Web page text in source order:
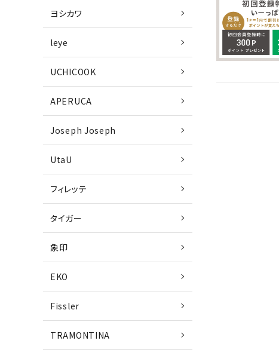
ヨシカワ
leye
UCHICOOK
APERUCA
Joseph Joseph
UtaU
フィレッテ
タイガー
象印
EKO
Fissler
TRAMONTINA